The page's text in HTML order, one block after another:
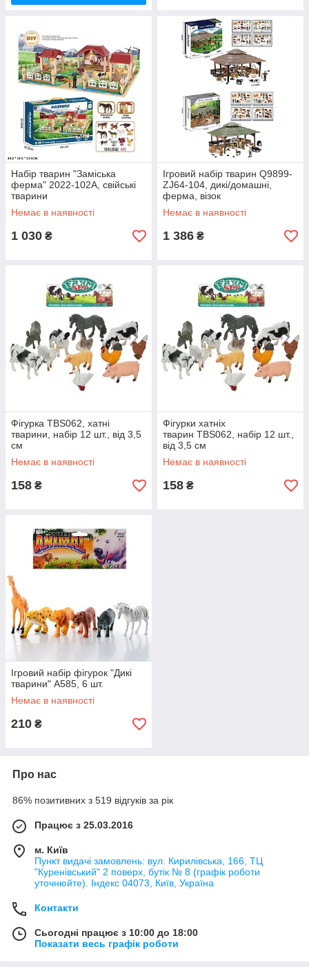
Набір тварин "Заміська
ферма" 2022-102A, свійські
тварини
Немає в наявності
1 030 ₴
Ігровий набір тварин Q9899-
ZJ64-104, дикі/домашні,
ферма, візок
Немає в наявності
1 386 ₴
Фігурка TBS062, хатні
тварини, набір 12 шт., від 3,5
см
Немає в наявності
158 ₴
Фігурки хатніх
тварин TBS062, набір 12 шт.,
від 3,5 см
Немає в наявності
158 ₴
Ігровий набір фігурок "Дикі
тварини" A585, 6 шт.
Немає в наявності
210 ₴
Про нас
86% позитивних з 519 відгуків за рік
Працює з 25.03.2016
м. Київ
Пункт видачі замовлень: вул. Кирилівська, 166, ТЦ
"Куренівський" 2 поверх, бутік № 8 (графік роботи
уточнюйте). Індекс 04073, Київ, Україна
Контакти
Сьогодні працює з 10:00 до 18:00
Показати весь графік роботи